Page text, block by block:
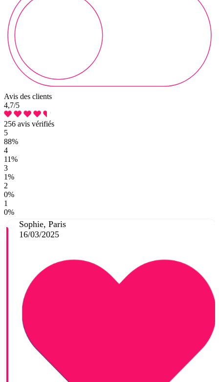
Avis des clients
4,7/5
256 avis vérifiés
5
88%
4
11%
3
1%
2
0%
1
0%
Sophie, Paris
16/03/2025